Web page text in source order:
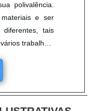
polivalência.
e ser
tais
trabalhos.
macho e a
facilidade ao
e muita
Variedade de